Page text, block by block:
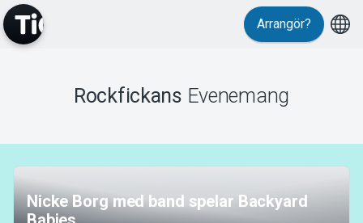
MyTickster
Support
Arrangör?
Rockfickans Evenemang
Nicke Borg med band spelar Backyard